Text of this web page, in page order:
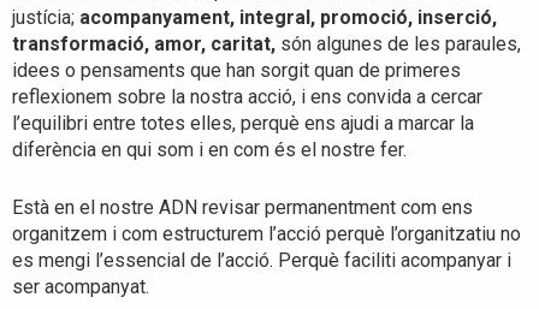
justícia; acompanyament, integral, promoció, inserció,
transformació, amor, caritat, són algunes de les paraules,
idees o pensaments que han sorgit quan de primeres
reflexionem sobre la nostra acció, i ens convida a cercar
l’equilibri entre totes elles, perquè ens ajudi a marcar la
diferència en qui som i en com és el nostre fer.
Està en el nostre ADN revisar permanentment com ens
organitzem i com estructurem l’acció perquè l’organitzatiu no
es mengi l’essencial de l’acció. Perquè faciliti acompanyar i
ser acompanyat.